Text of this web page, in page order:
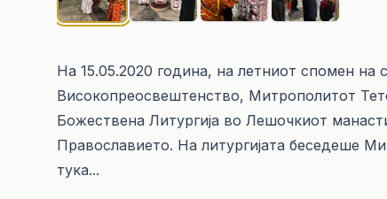
На 15.05.2020 година, на летниот спомен на
Високопреосвештенство, Митрополитот
Божествена Литургија во Лешочкиот
Православието. На литургијата беседеше
тука...